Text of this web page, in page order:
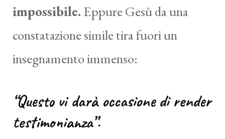
impossibile. Eppure Gesù da una
constatazione simile tira fuori un
insegnamento immenso:
“Questo vi darà occasione di render
testimonianza”.